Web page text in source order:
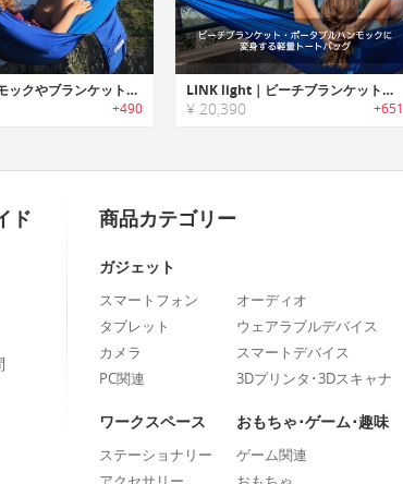
LINK｜ハンモックやブランケットに変身する汎用性に優れた4 in 1アウトドアギア「リンク」
+490
LINK light｜ビーチブランケット・ポータブルハンモックに変身する軽量トートバッグ「リンクライト」
¥ 20,390 +651
ド 商品カテゴリー
ガジェット
スマートフォン
タブレット
カメラ
PC関連
オーディオ
ウェアラブルデバイス
スマートデバイス
3Dプリンタ･3Dスキャナ
ワークスペース
ステーショナリー
おもちゃ･ゲーム･趣味
ゲーム関連